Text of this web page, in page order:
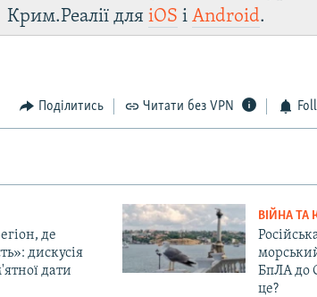
Крим.Реалії дляiOS іAndroid.
Поділитись Читати без VPN
де
дискусія
дати
ВІЙНА ТА
БпЛА до
це?